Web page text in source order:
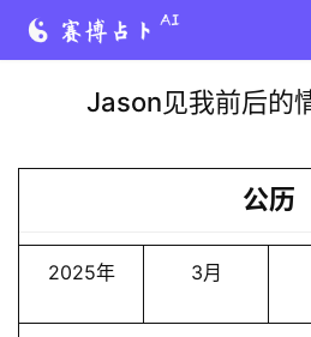
Jason见我前后的
公历
2025年 3月